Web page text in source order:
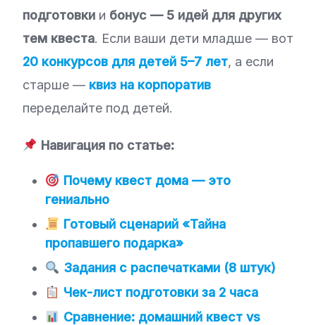
подготовки и бонус — 5 идей для других
тем квеста. Если ваши дети младше — вот
20 конкурсов для детей 5–7 лет, а если
старше — квиз на корпоратив
переделайте под детей.
Навигация по статье:
Почему квест дома — это
гениально
Готовый сценарий «Тайна
пропавшего подарка»
Задания с распечатками (8 штук)
Чек-лист подготовки за 2 часа
Сравнение: домашний квест vs